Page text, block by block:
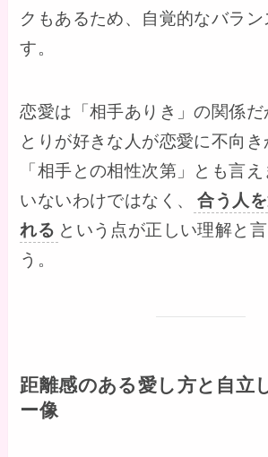
クもあるため、自覚的なバラ
す。
恋愛は「相手ありき」の関係
とりが好きな人が恋愛に不向き
「相手との相性次第」とも言
いないわけではなく、
合う人
れる という点が正しい理解と
う。
距離感のある愛し方と自立
ー像